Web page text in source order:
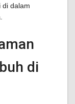
di dalam
di